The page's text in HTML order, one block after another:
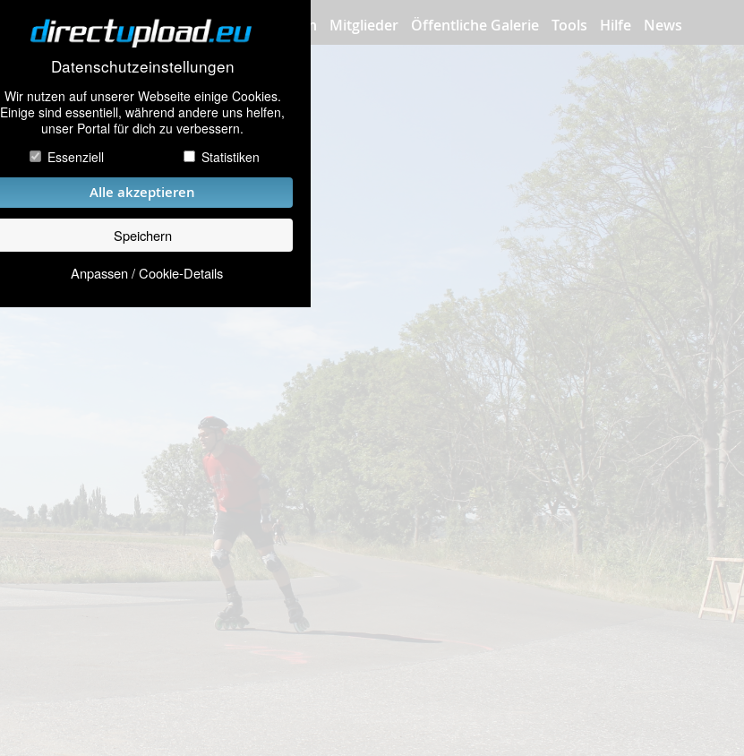
Datenschutzeinstellungen
Wir nutzen auf unserer Webseite einige Cookies.
Einige sind essentiell, während andere uns helfen,
unser Portal für dich zu verbessern.
Essenziell
Statistiken
Alle akzeptieren
Speichern
Anpassen / Cookie-Details
Bilder hochladen Mitglieder Öffentliche Galerie Tools Hilfe News